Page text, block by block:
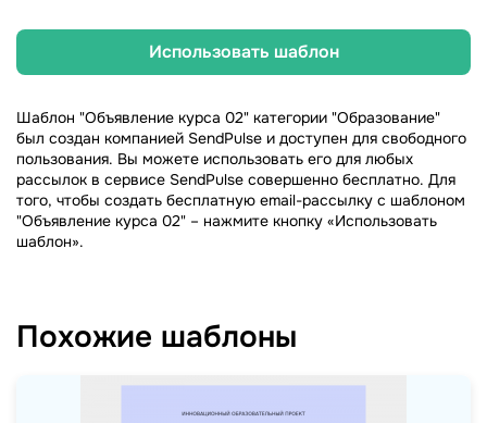
Использовать шаблон
Шаблон "Объявление курса 02" категории "Образование"
был создан компанией SendPulse и доступен для свободного
пользования. Вы можете использовать его для любых
рассылок в сервисе SendPulse совершенно бесплатно. Для
того, чтобы создать бесплатную email-рассылку с шаблоном
"Объявление курса 02" – нажмите кнопку «Использовать
шаблон».
Похожие шаблоны